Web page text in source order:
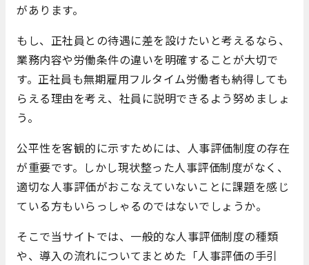
があります。
もし、正社員との待遇に差を設けたいと考えるなら、
業務内容や労働条件の違いを明確することが大切で
す。正社員も無期雇用フルタイム労働者も納得しても
らえる理由を考え、社員に説明できるよう努めましょ
う。
公平性を客観的に示すためには、人事評価制度の存在
が重要です。しかし現状整った人事評価制度がなく、
適切な人事評価がおこなえていないことに課題を感じ
ている方もいらっしゃるのではないでしょうか。
そこで当サイトでは、一般的な人事評価制度の種類
や、導入の流れについてまとめた「人事評価の手引